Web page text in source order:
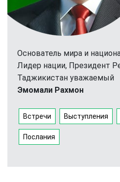
Основатель мира и
Лидер нации, Президент
Таджикистан уважаемый
Эмомали Рахмон
Встречи Выступления
Послания